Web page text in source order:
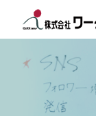
TOP
初めての方